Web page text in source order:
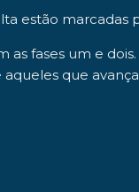
estão marcadas
as fases um e
que